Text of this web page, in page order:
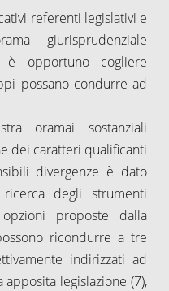
referenti legislativi e
giurisprudenziale
è opportuno cogliere
possano condurre ad
oramai sostanziali
dei caratteri qualificanti
divergenze è dato
degli strumenti
proposte dalla
ricondurre a tre
indirizzati ad
legislazione (7),